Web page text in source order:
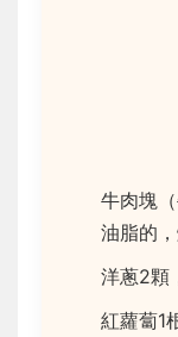
牛肉塊
油脂的，
洋蔥2顆
紅蘿蔔1